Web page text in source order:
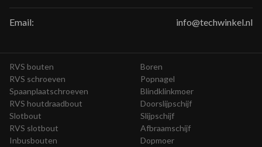
Email: info@techwinkel.nl
RVS bouten
RVS schroeven
Spaanplaatschroeven
RVS houtdraadbout
Slotbout
RVS slotbout
Inbusbouten
Boren
Popnagel
Blindklinkmoer
Doorslijpschijf
Slijpschijf
Afbraamschijf
Dopmoer